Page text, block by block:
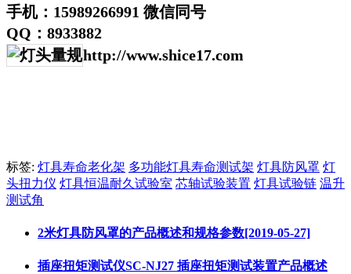
手机：15989266991 微信同号
QQ：8933882
http://www.shice17.com
标签: 灯具寿命老化架 多功能灯具寿命测试架 灯具防风罩 灯
头扭力仪 灯具恒温耐久试验室 芯轴试验装置 灯具试验链 温升
测试角
2米灯具防风罩的产品概述和规格参数[2019-05-27]
插座扭矩测试仪SC-NJ27 插座扭矩测试装置产品概述